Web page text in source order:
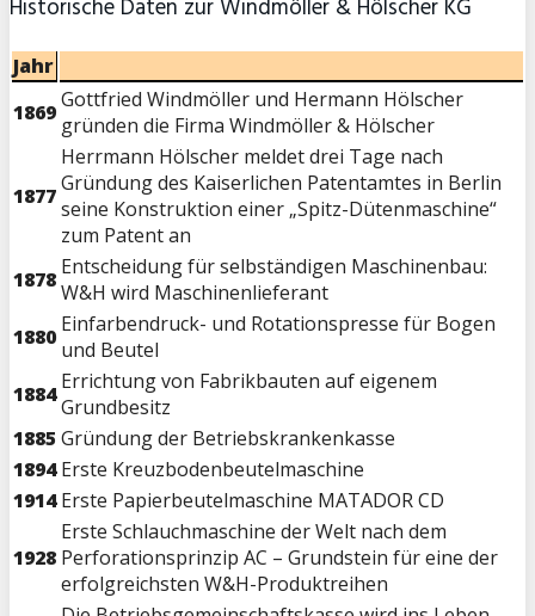
Historische Daten zur Windmöller & Hölscher KG
Jahr
1869Gottfried Windmöller und Hermann Hölscher
gründen die Firma Windmöller & Hölscher
1877
Herrmann Hölscher meldet drei Tage nach
Gründung des Kaiserlichen Patentamtes in Berlin
seine Konstruktion einer „Spitz-Dütenmaschine“
zum Patent an
1878 Entscheidung für selbständigen Maschinenbau:
W&H wird Maschinenlieferant
1880 Einfarbendruck- und Rotationspresse für Bogen
und Beutel
1884 Errichtung von Fabrikbauten auf eigenem
Grundbesitz
1885 Gründung der Betriebskrankenkasse
1894 Erste Kreuzbodenbeutelmaschine
1914 Erste Papierbeutelmaschine MATADOR CD
1928
Erste Schlauchmaschine der Welt nach dem
Perforationsprinzip AC – Grundstein für eine der
erfolgreichsten W&H-Produktreihen